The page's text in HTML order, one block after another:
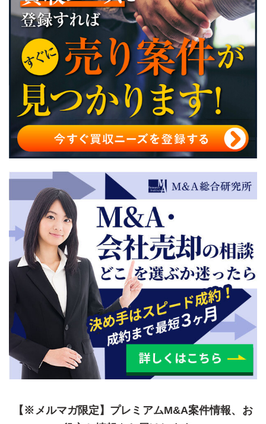
建設コンサル会社のM＆Aをする流れ
建設コンサル会社をM＆Aする注意点
建設コンサル会社のM&A・事業譲渡まとめ
【※メルマガ限定】プレミアムM&A案件情報、お